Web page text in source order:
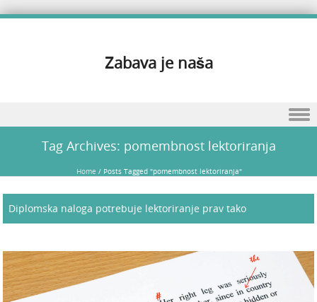
Zabava je naša
Tag Archives: pomembnost lektoriranja
Home / Posts Tagged "pomembnost lektoriranja"
Diplomska naloga potrebuje lektoriranje prav tako